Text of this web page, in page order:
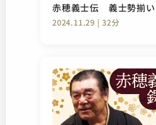
赤穂義士伝 義士勢揃い
2024.11.29 | 32分